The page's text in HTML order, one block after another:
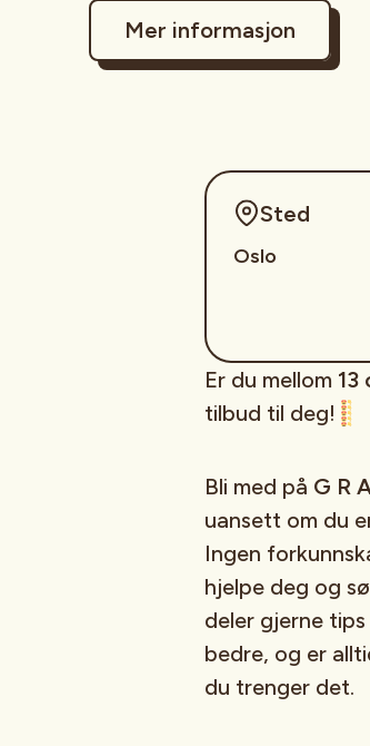
Mer informasjon
Sted
Oslo
Er du mellom 13
tilbud til deg!
Bli med på G R
uansett om du
Ingen
hjelpe deg og
deler gjerne
bedre, og er
du trenger det.